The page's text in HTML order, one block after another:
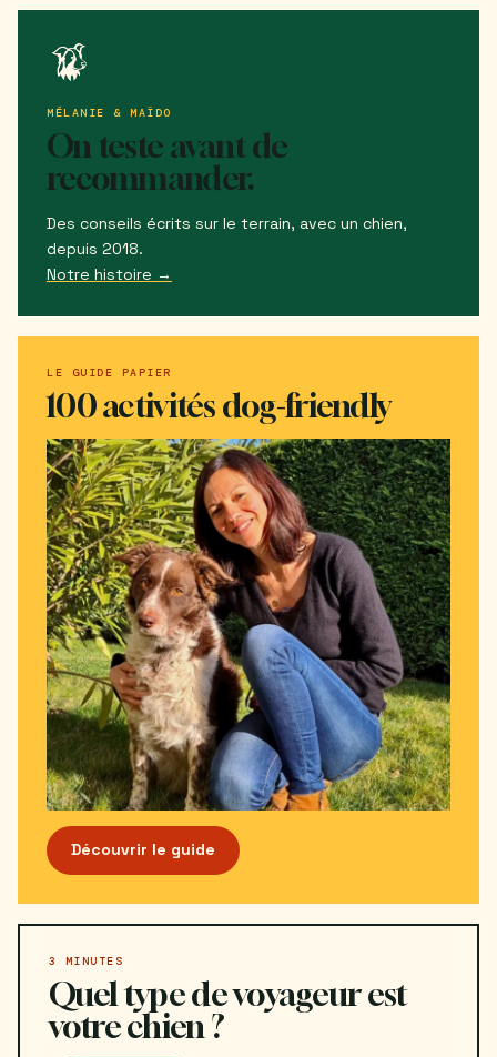
MÉLANIE & MAÏDO
On teste avant de
recommander.
Des conseils écrits sur le terrain, avec un chien,
depuis 2018.
Notre histoire →
LE GUIDE PAPIER
100 activités dog-friendly
Découvrir le guide
3 MINUTES
Quel type de voyageur est
votre chien ?